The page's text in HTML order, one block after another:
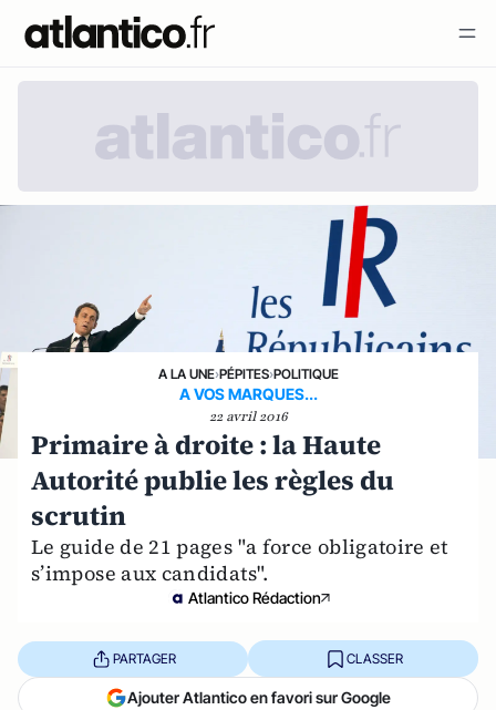
A LA UNE›PÉPITES›POLITIQUE
A VOS MARQUES...
22 avril 2016
Primaire à droite : la Haute
Autorité publie les règles du
scrutin
Le guide de 21 pages "a force obligatoire et
s’impose aux candidats".
Atlantico Rédaction
PARTAGER CLASSER
Ajouter Atlantico en favori sur Google